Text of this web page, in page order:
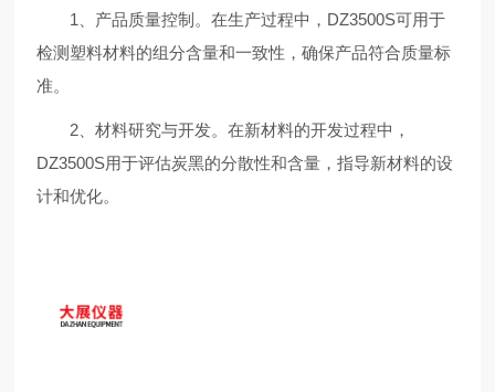
1、产品质量控制。在生产过程中，DZ3500S可用于
检测塑料材料的组分含量和一致性，确保产品符合质量标
准。
2、材料研究与开发。在新材料的开发过程中，
DZ3500S用于评估炭黑的分散性和含量，指导新材料的设
计和优化。